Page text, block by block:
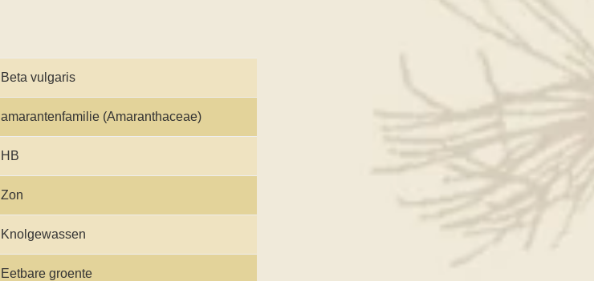
Beta vulgaris
amarantenfamilie (Amaranthaceae)
HB
Zon
Knolgewassen
Eetbare groente